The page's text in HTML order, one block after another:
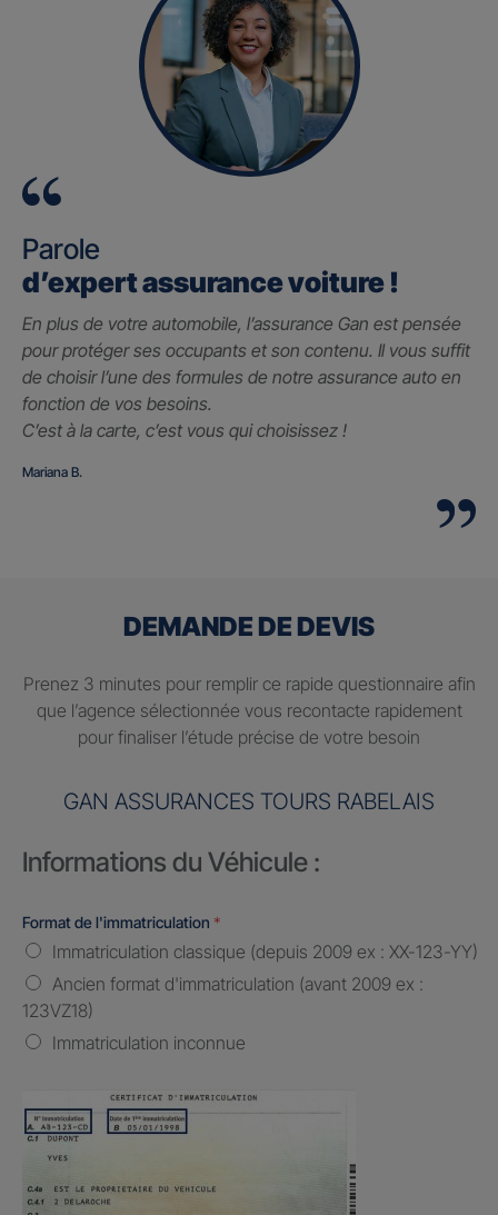
Parole
d’expert assurance voiture !
En plus de votre automobile, l’assurance Gan est pensée
pour protéger ses occupants et son contenu. Il vous suffit
de choisir l’une des formules de notre assurance auto en
fonction de vos besoins.
C’est à la carte, c’est vous qui choisissez !
Mariana B.
DEMANDE DE DEVIS
Prenez 3 minutes pour remplir ce rapide questionnaire afin
que l’agence sélectionnée vous recontacte rapidement
pour finaliser l’étude précise de votre besoin
GAN ASSURANCES TOURS RABELAIS
Informations du Véhicule :
Format de l'immatriculation *
Immatriculation classique (depuis 2009 ex : XX-123-YY)
Ancien format d'immatriculation (avant 2009 ex :
123VZ18)
Immatriculation inconnue